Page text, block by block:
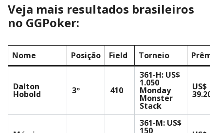
Veja mais resultados brasileiros
no GGPoker:
Nome Posição Field Torneio
Dalton
Hobold 3º 410
361-H: US$
1.050
Monday
Monster
Stack
US$
39.209
361-M: US$
150